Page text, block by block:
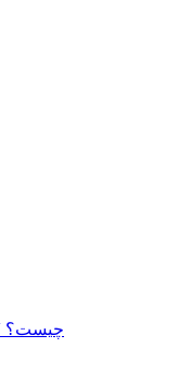
چرم وگان سیلیکونی Si-TPV چیست؟